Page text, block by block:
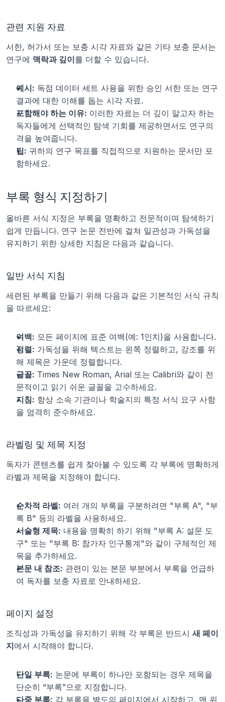
관련 지원 자료
서한, 허가서 또는 보충 시각 자료와 같은 기타 보충 문서는
연구에 맥락과 깊이를 더할 수 있습니다.
예시: 독점 데이터 세트 사용을 위한 승인 서한 또는 연구
결과에 대한 이해를 돕는 시각 자료.
포함해야 하는 이유: 이러한 자료는 더 깊이 알고자 하는
독자들에게 선택적인 탐색 기회를 제공하면서도 연구의
격을 높여줍니다.
팁: 귀하의 연구 목표를 직접적으로 지원하는 문서만 포
함하세요.
부록 형식 지정하기
올바른 서식 지정은 부록을 명확하고 전문적이며 탐색하기
쉽게 만듭니다. 연구 논문 전반에 걸쳐 일관성과 가독성을
유지하기 위한 상세한 지침은 다음과 같습니다.
일반 서식 지침
세련된 부록을 만들기 위해 다음과 같은 기본적인 서식 규칙
을 따르세요:
여백: 모든 페이지에 표준 여백(예: 1인치)을 사용합니다.
정렬: 가독성을 위해 텍스트는 왼쪽 정렬하고, 강조를 위
해 제목은 가운데 정렬합니다.
글꼴: Times New Roman, Arial 또는 Calibri와 같이 전
문적이고 읽기 쉬운 글꼴을 고수하세요.
지침: 항상 소속 기관이나 학술지의 특정 서식 요구 사항
을 엄격히 준수하세요.
라벨링 및 제목 지정
독자가 콘텐츠를 쉽게 찾아볼 수 있도록 각 부록에 명확하게
라벨과 제목을 지정해야 합니다.
순차적 라벨: 여러 개의 부록을 구분하려면 "부록 A", "부
록 B" 등의 라벨을 사용하세요.
서술형 제목: 내용을 명확히 하기 위해 "부록 A: 설문 도
구" 또는 "부록 B: 참가자 인구통계"와 같이 구체적인 제
목을 추가하세요.
본문 내 참조: 관련이 있는 본문 부분에서 부록을 언급하
여 독자를 보충 자료로 안내하세요.
페이지 설정
조직성과 가독성을 유지하기 위해 각 부록은 반드시 새 페이
지에서 시작해야 합니다.
단일 부록: 논문에 부록이 하나만 포함되는 경우 제목을
단순히 “부록”으로 지정합니다.
다중 부록: 각 부록을 별도의 페이지에서 시작하고, 맨 위